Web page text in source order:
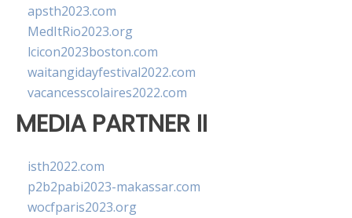
apsth2023.com
MedItRio2023.org
lcicon2023boston.com
waitangidayfestival2022.com
vacancesscolaires2022.com
MEDIA PARTNER II
isth2022.com
p2b2pabi2023-makassar.com
wocfparis2023.org